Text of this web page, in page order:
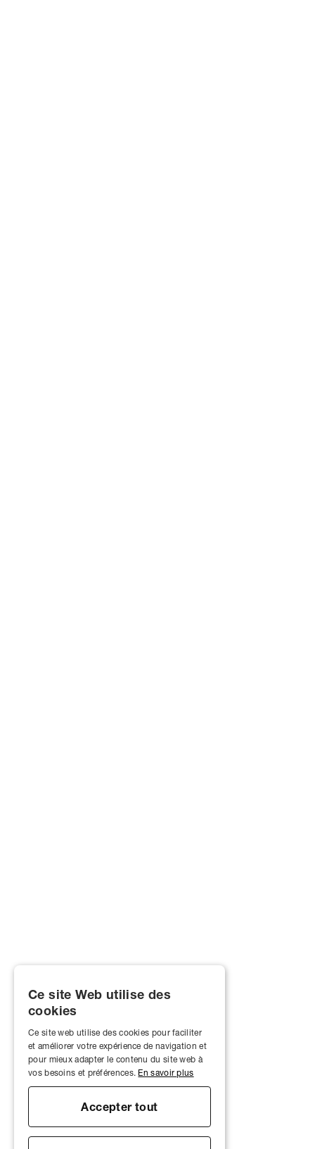
Ce site Web utilise des
cookies
Ce site web utilise des cookies pour faciliter
et améliorer votre expérience de navigation et
pour mieux adapter le contenu du site web à
vos besoins et préférences. En savoir plus
Accepter tout